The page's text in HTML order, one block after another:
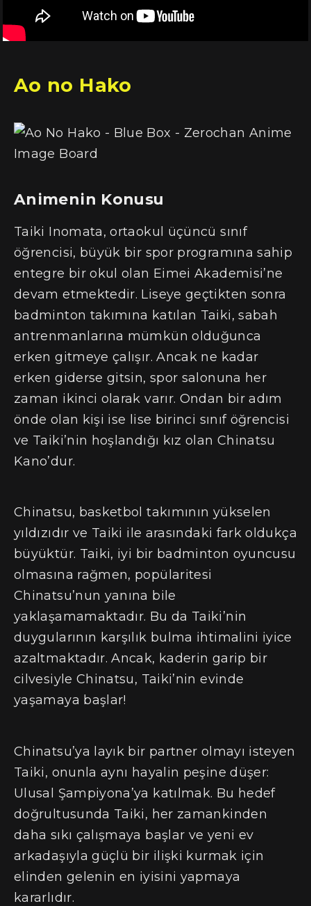
Ao no Hako
Animenin Konusu
Taiki Inomata, ortaokul üçüncü sınıf
öğrencisi, büyük bir spor programına sahip
entegre bir okul olan Eimei Akademisi’ne
devam etmektedir. Liseye geçtikten sonra
badminton takımına katılan Taiki, sabah
antrenmanlarına mümkün olduğunca
erken gitmeye çalışır. Ancak ne kadar
erken giderse gitsin, spor salonuna her
zaman ikinci olarak varır. Ondan bir adım
önde olan kişi ise lise birinci sınıf öğrencisi
ve Taiki’nin hoşlandığı kız olan Chinatsu
Kano’dur.
Chinatsu, basketbol takımının yükselen
yıldızıdır ve Taiki ile arasındaki fark oldukça
büyüktür. Taiki, iyi bir badminton oyuncusu
olmasına rağmen, popülaritesi
Chinatsu’nun yanına bile
yaklaşamamaktadır. Bu da Taiki’nin
duygularının karşılık bulma ihtimalini iyice
azaltmaktadır. Ancak, kaderin garip bir
cilvesiyle Chinatsu, Taiki’nin evinde
yaşamaya başlar!
Chinatsu’ya layık bir partner olmayı isteyen
Taiki, onunla aynı hayalin peşine düşer:
Ulusal Şampiyona’ya katılmak. Bu hedef
doğrultusunda Taiki, her zamankinden
daha sıkı çalışmaya başlar ve yeni ev
arkadaşıyla güçlü bir ilişki kurmak için
elinden gelenin en iyisini yapmaya
kararlıdır.